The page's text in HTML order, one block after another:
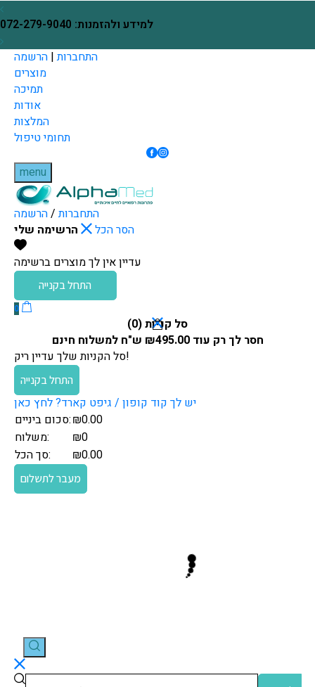
Skip to Content
למידע ולהזמנות: 072-279-9040
התחברות | הרשמה
מוצרים
תמיכה
אודות
המלצות
תחומי טיפול
menu
התחברות /הרשמה
הרשימה שלי
הסר הכל
עדיין אין לך מוצרים ברשימה
התחל בקנייה
0
סל קניות (0
)
חסר לך רק עוד
₪495.00
ש"ח למשלוח חינם
סל הקניות שלך עדיין ריק!
התחל בקנייה
יש לך קוד קופון / גיפט קארד? לחץ כאן
סכום ביניים:₪0.00
משלוח:
₪0
סך הכל:
₪0.00
מעבר לתשלום
חיפוש
בחזרה למעלה